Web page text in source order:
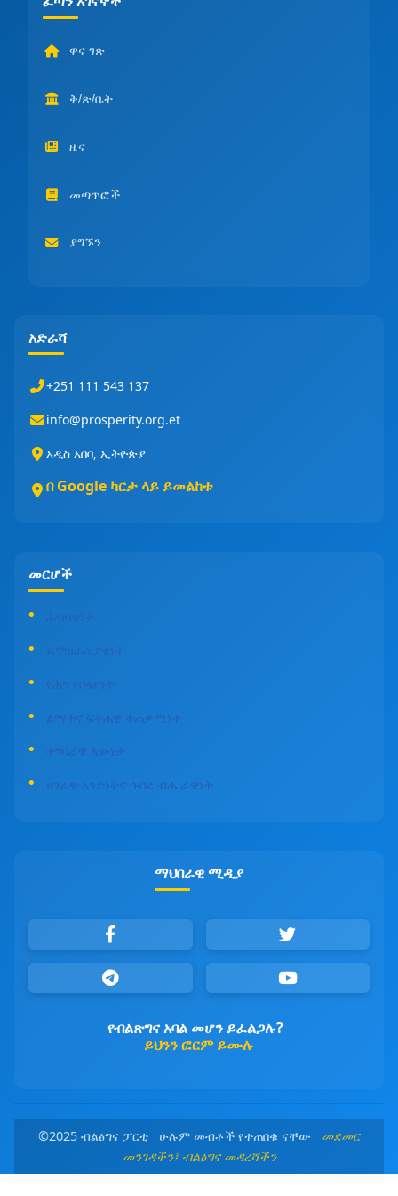
ዋና ገጽ
ቅ/ጽ/ቤት
ዜና
መጣጥፎች
ያግኙን
አድራሻ
+251 111 543 137
info@prosperity.org.et
አዲስ አበባ, ኢትዮጵያ
በ Google ካርታ ላይ ይመልከቱ
መርሆች
ሕዝባዊነት
ዴሞክራሲያዊነት
የሕግ የበላይነት
ልማትና ፍትሐዊ ተጠቃሚነት
ተግባራዊ እውነታ
ሀገራዊ አንድነትና ኅብረ ብሔራዊነት
ማህበራዊ ሚዲያ
የብልጽግና አባል መሆን ይፈልጋሉ?
ይህንን ፎርም ይሙሉ
©2025 ብልፅግና ፓርቲ ሁሉም መብቶች የተጠበቁ ናቸው መደመር
መንገዳችን፤ ብልፅግና መዳረሻችን